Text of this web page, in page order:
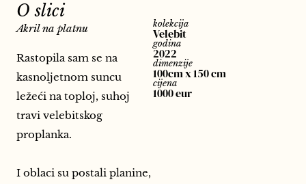
O slici
Akril na platnu
Rastopila sam se na
kasnoljetnom suncu
ležeći na toploj, suhoj
travi velebitskog
proplanka.
I oblaci su postali planine,
kolekcija
Velebit
godina
2022
dimenzije
100cm x 150 cm
cijena
1000 eur